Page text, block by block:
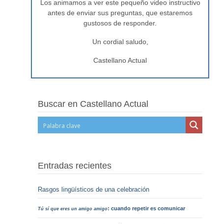
Los animamos a ver este pequeño video instructivo
antes de enviar sus preguntas, que estaremos
gustosos de responder.
Un cordial saludo,
Castellano Actual
Buscar en Castellano Actual
Entradas recientes
Rasgos lingüísticos de una celebración
Tú sí que eres un amigo amigo: cuando repetir es comunicar